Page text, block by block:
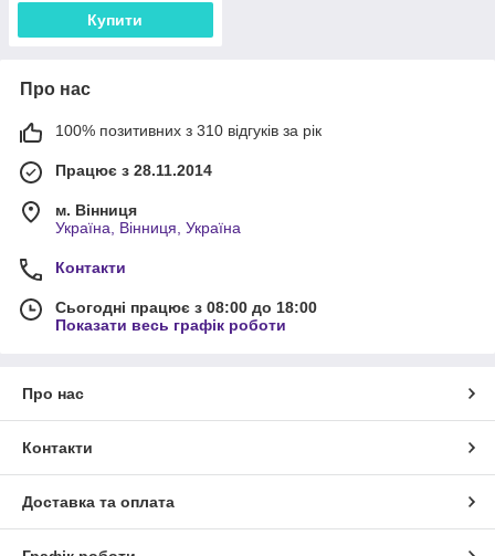
Купити
Про нас
100% позитивних з 310 відгуків за рік
Працює з 28.11.2014
м. Вінниця
Україна, Вінниця, Україна
Контакти
Сьогодні працює з 08:00 до 18:00
Показати весь графік роботи
Про нас
Контакти
Доставка та оплата